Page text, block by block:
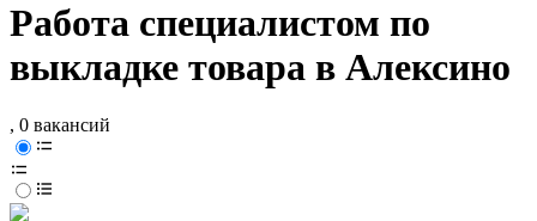
Работа специалистом по
выкладке товара в Алексино
, 0 вакансий